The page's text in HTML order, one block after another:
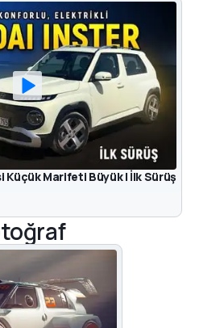
Küçük Marifeti Büyük | İlk Sürüş